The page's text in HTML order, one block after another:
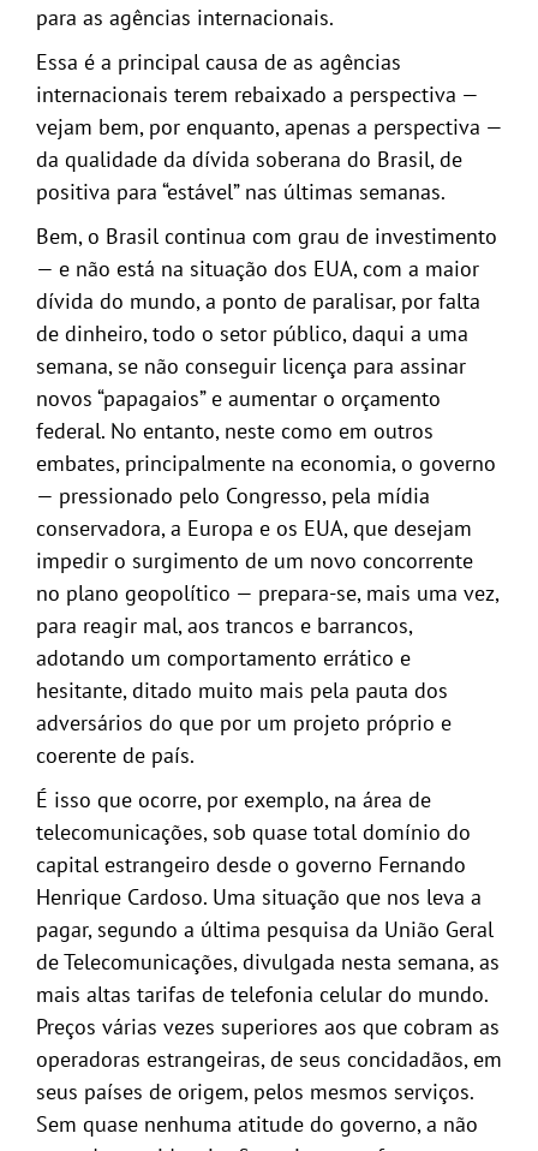
para as agências internacionais.
Essa é a principal causa de as agências
internacionais terem rebaixado a perspectiva —
vejam bem, por enquanto, apenas a perspectiva —
da qualidade da dívida soberana do Brasil, de
positiva para “estável” nas últimas semanas.
Bem, o Brasil continua com grau de investimento
— e não está na situação dos EUA, com a maior
dívida do mundo, a ponto de paralisar, por falta
de dinheiro, todo o setor público, daqui a uma
semana, se não conseguir licença para assinar
novos “papagaios” e aumentar o orçamento
federal. No entanto, neste como em outros
embates, principalmente na economia, o governo
— pressionado pelo Congresso, pela mídia
conservadora, a Europa e os EUA, que desejam
impedir o surgimento de um novo concorrente
no plano geopolítico — prepara-se, mais uma vez,
para reagir mal, aos trancos e barrancos,
adotando um comportamento errático e
hesitante, ditado muito mais pela pauta dos
adversários do que por um projeto próprio e
coerente de país.
É isso que ocorre, por exemplo, na área de
telecomunicações, sob quase total domínio do
capital estrangeiro desde o governo Fernando
Henrique Cardoso. Uma situação que nos leva a
pagar, segundo a última pesquisa da União Geral
de Telecomunicações, divulgada nesta semana, as
mais altas tarifas de telefonia celular do mundo.
Preços várias vezes superiores aos que cobram as
operadoras estrangeiras, de seus concidadãos, em
seus países de origem, pelos mesmos serviços.
Sem quase nenhuma atitude do governo, a não